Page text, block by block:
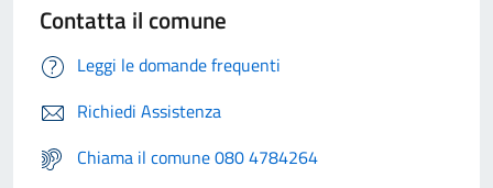
Contatta il comune
Leggi le domande frequenti
Richiedi Assistenza
Chiama il comune 080 4784264